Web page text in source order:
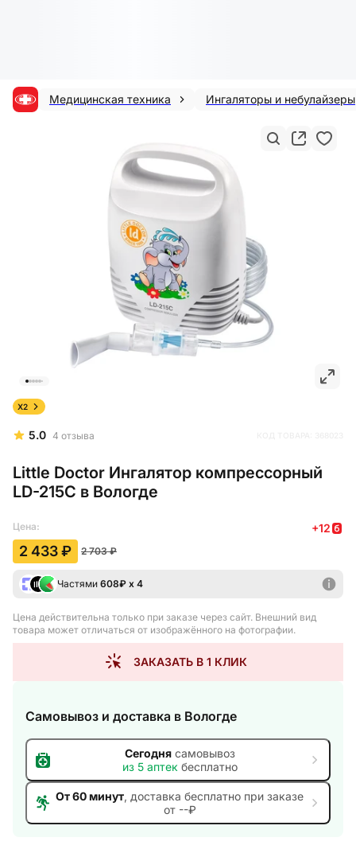
Медицинская техника Ингаляторы и небулайзеры
5.0 4 отзыва
Little Doctor Ингалятор компрессорный
LD-215С в Вологде
X2
Цена: +12
2 433 ₽ 2 703 ₽
Частями 608₽ х 4
Цена действительна только при заказе через сайт. Внешний вид
товара может отличаться от изображённого на фотографии.
ЗАКАЗАТЬ В 1 КЛИК
Самовывоз и доставка в Вологде
Сегоднясамовывоз
из 5 аптек бесплатно
От 60 минут, доставка бесплатно при заказе
от --₽